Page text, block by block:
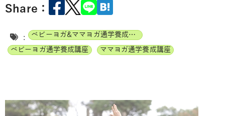
Share：
:
ベビーヨガ&ママヨガ通学養成講座
ベビーヨガ通学養成講座
ママヨガ通学養成講座